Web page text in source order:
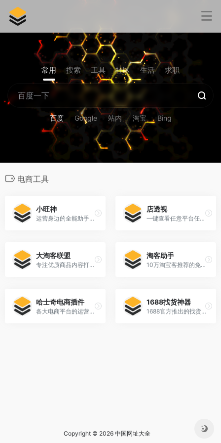
常用 搜索 工具 社区 生活 求职
百度 Google 站内 淘宝 Bing
电商工具
小旺神
运营身边的全能助手_数据辅助分析
店透视
一键查看任意平台任意商品真实数据
大淘客联盟
专注优质商品内容打造，为广大淘宝客提供精选商品
淘客助手
10万淘宝客推荐的免费软件
哈士奇电商插件
各大电商平台的运营插件
1688找货神器
1688官方推出的找货源工具
Copyright © 2026 中国网址大全